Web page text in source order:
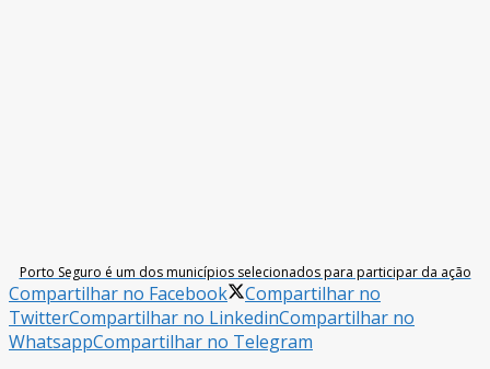
Porto Seguro é um dos municípios selecionados para participar da ação
Compartilhar no Facebook
Compartilhar no
TwitterCompartilhar no LinkedinCompartilhar no
WhatsappCompartilhar no Telegram